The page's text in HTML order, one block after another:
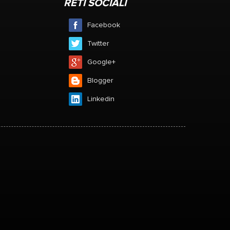
28mm U-forma sono tutti
RETI SOCIALI
Facebook
Twitter
Google+
Blogger
Linkedin